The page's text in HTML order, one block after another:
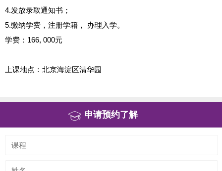
4.发放录取通知书；
5.缴纳学费，注册学籍， 办理入学。
学费：166, 000元
上课地点：北京海淀区清华园
申请预约了解